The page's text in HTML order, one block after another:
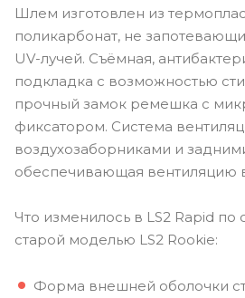
Шлем изготовлен из
поликарбонат, не
UV-лучей. Съёмная,
подкладка с возможностью
прочный замок ремешка с
фиксатором. Система
воздухозаборниками и
обеспечивающая вентиляцию
Что изменилось в LS2 Rapid
старой моделью LS2 Rookie:
Форма внешней оболочки